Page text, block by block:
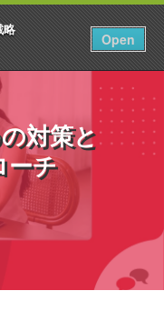
略
Open
ン JA
対策と
ーチ